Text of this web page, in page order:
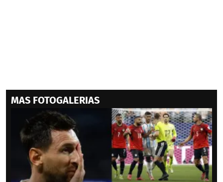
MAS FOTOGALERIAS